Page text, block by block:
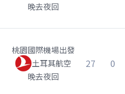
晚去夜回
桃園國際機場出發
土耳其航空
晚去夜回
27 0